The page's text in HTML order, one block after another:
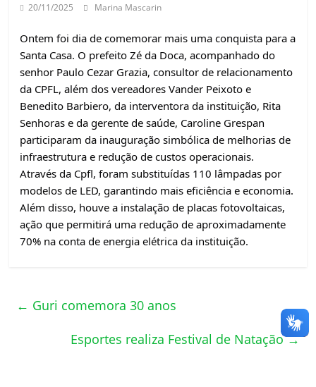
20/11/2025 Marina Mascarin
Ontem foi dia de comemorar mais uma conquista para a
Santa Casa. O prefeito Zé da Doca, acompanhado do
senhor Paulo Cezar Grazia, consultor de relacionamento
da CPFL,além dos vereadores Vander Peixoto e
Benedito Barbiero, da interventora da instituição, Rita
Senhoras e da gerente de saúde, Caroline Grespan
participaram da inauguração simbólica de melhorias de
infraestrutura e redução de custos operacionais.
Através da Cpfl, foram substituídas 110 lâmpadas por
modelos de LED, garantindo mais eficiência e economia.
Além disso, houve a instalação de placas fotovoltaicas,
ação que permitirá uma redução de aproximadamente
70% na conta de energia elétrica da instituição.
← Guri comemora 30 anos
Esportes realiza Festival de Natação→